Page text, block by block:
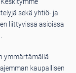
sekä yhtiö- ja
liittyvissä asioissa
ymmärtämällä
kaupallisen